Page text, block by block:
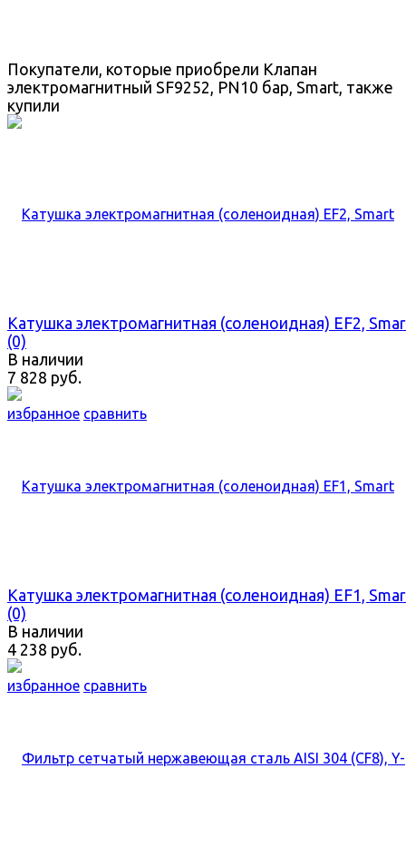
Покупатели, которые приобрели Клапан
электромагнитный SF9252, PN10 бар, Smart, также
купили
избранное сравнить
Катушка электромагнитная (соленоидная) EF2,
(0)
В наличии
7 828 руб.
избранное сравнить
Катушка электромагнитная (соленоидная) EF1,
(0)
В наличии
4 238 руб.